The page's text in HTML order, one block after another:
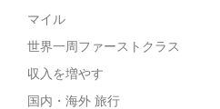
マイル
世界一周ファーストクラス
収入を増やす
国内・海外 旅行